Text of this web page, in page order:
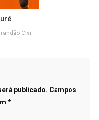
Cisi
publicado. Campos
*